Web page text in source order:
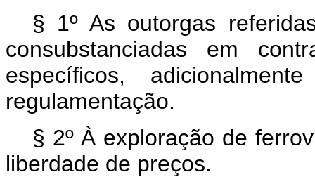
§ 1º As outorgas
consubstanciadas em
específicos,
regulamentação.
§ 2º À exploração de
liberdade de preços.